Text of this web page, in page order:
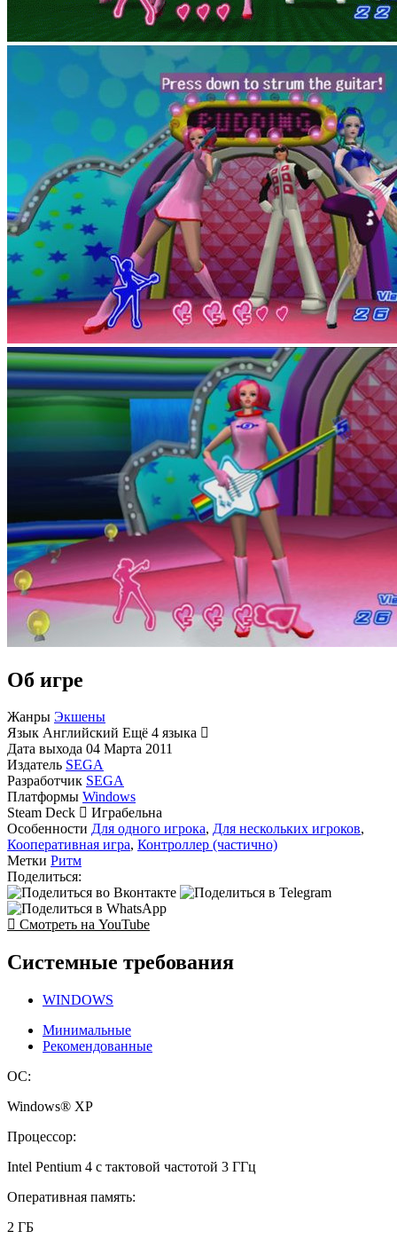
Об игре
Жанры Экшены
Язык Английский Ещё 4 языка
Дата выхода 04 Марта 2011
Издатель SEGA
Разработчик SEGA
Платформы Windows
Steam Deck
Играбельна
Особенности Для одного игрока, Для нескольких игроков,
Кооперативная игра, Контроллер (частично)
Метки Ритм
Поделиться:
Смотреть на YouTube
Системные требования
WINDOWS
Минимальные
Рекомендованные
ОС:
Windows® XP
Процессор:
Intel Pentium 4 с тактовой частотой 3 ГГц
Оперативная память:
2 ГБ